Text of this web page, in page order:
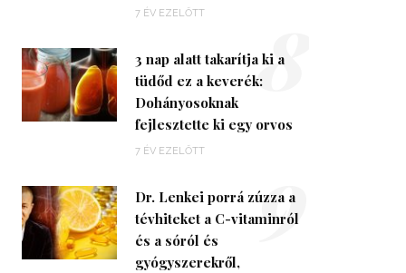
7 ÉV EZELŐTT
3 nap alatt takarítja ki a
tüdőd ez a keverék:
Dohányosoknak
fejlesztette ki egy orvos
7 ÉV EZELŐTT
8
Dr. Lenkei porrá zúzza a
tévhiteket a C-vitaminról
és a sóról és
gyógyszerekről,
9